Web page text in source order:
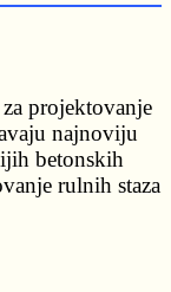
projektovanje
najnoviju
betonskih
rulnih staza